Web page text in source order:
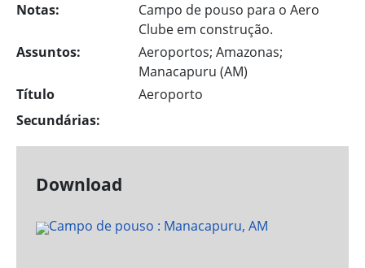
Notas:
Campo de pouso para o Aero
Clube em construção.
Assuntos:
Aeroportos; Amazonas;
Manacapuru (AM)
Título
Secundárias:
Aeroporto
Download